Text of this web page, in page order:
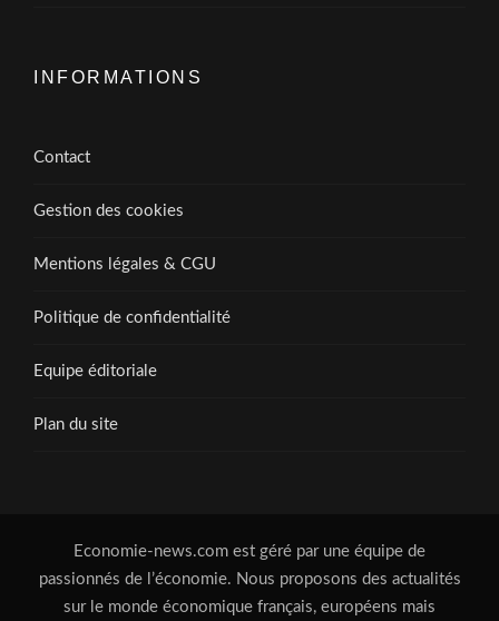
INFORMATIONS
Contact
Gestion des cookies
Mentions légales & CGU
Politique de confidentialité
Equipe éditoriale
Plan du site
Economie-news.com est géré par une équipe de
passionnés de l’économie. Nous proposons des actualités
sur le monde économique français, européens mais